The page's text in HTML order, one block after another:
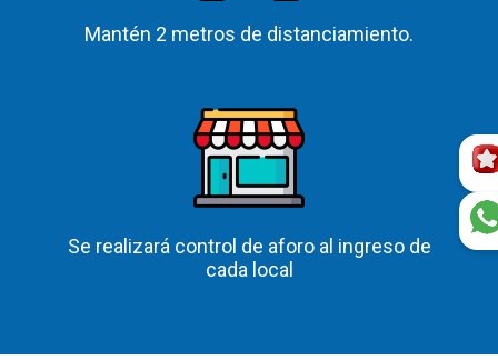
Mantén 2 metros de distanciamiento.
Se realizará control de aforo al ingreso de
cada local